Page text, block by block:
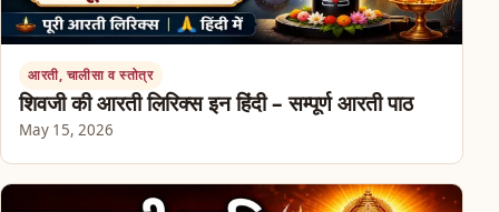
आरती, चालीसा व स्तोत्र
शिवजी की आरती लिरिक्स इन हिंदी – सम्पूर्ण आरती पाठ
May 15, 2026